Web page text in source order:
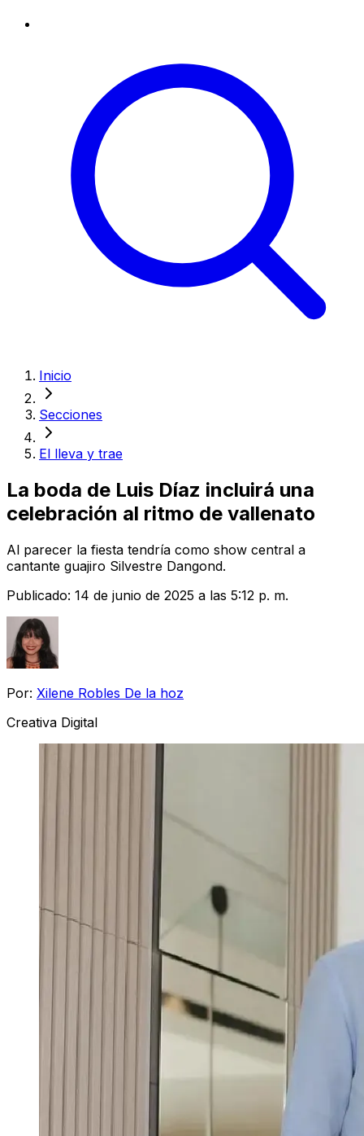
Inicio
Secciones
El lleva y trae
La boda de Luis Díaz incluirá una
celebración al ritmo de vallenato
Al parecer la fiesta tendría como show central a
cantante guajiro Silvestre Dangond.
Publicado: 14 de junio de 2025 a las 5:12 p. m.
Por: Xilene Robles De la hoz
Creativa Digital